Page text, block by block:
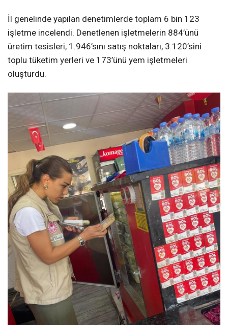
İl genelinde yapılan denetimlerde toplam 6 bin 123
işletme incelendi. Denetlenen işletmelerin 884’ünü
üretim tesisleri, 1.946’sını satış noktaları, 3.120’sini
toplu tüketim yerleri ve 173’ünü yem işletmeleri
oluşturdu.